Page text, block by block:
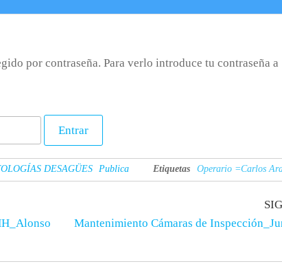
por contraseña. Para verlo introduce tu contraseña a
DESAGÜES Publica Etiquetas Operario =Carlos
Mantenimiento Cámaras de